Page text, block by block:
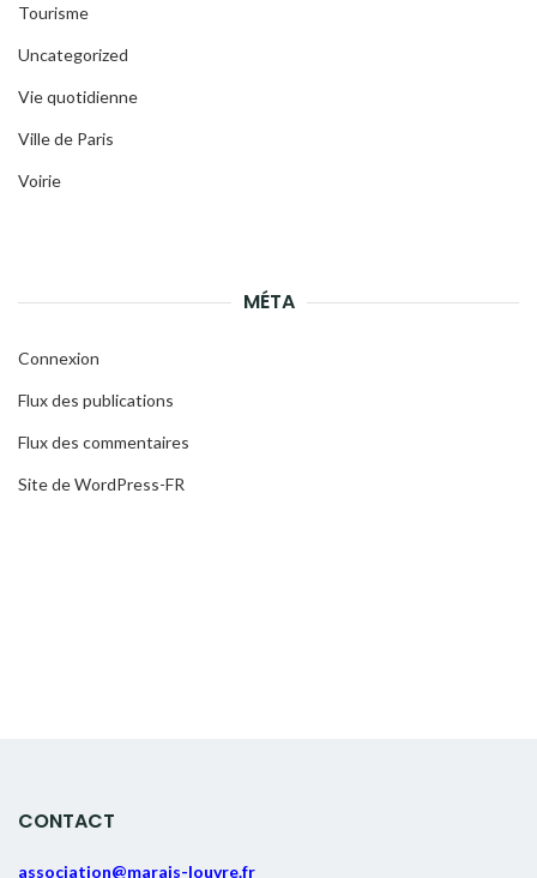
Tourisme
Uncategorized
Vie quotidienne
Ville de Paris
Voirie
MÉTA
Connexion
Flux des publications
Flux des commentaires
Site de WordPress-FR
CONTACT
association@marais-louvre.fr